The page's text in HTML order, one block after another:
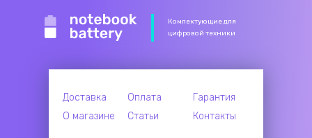
Комлектующие для
цифровой техники
Доставка Оплата
Гарантия
О магазине
Статьи Контакты